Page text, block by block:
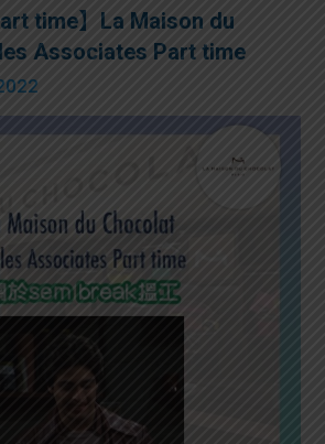
time】La Maison du
Associates Part time